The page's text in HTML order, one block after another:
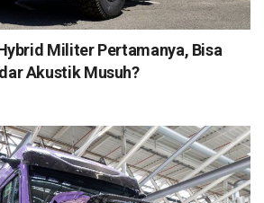
Militer Pertamanya, Bisa
Akustik Musuh?